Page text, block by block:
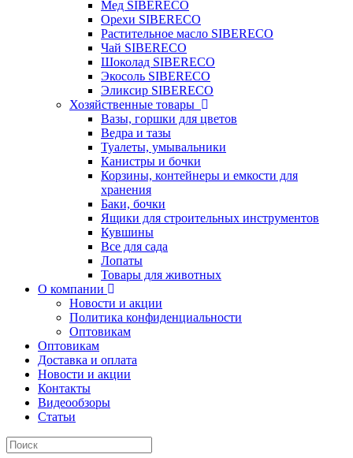
Мед SIBERECO
Орехи SIBERECO
Растительное масло SIBERECO
Чай SIBERECO
Шоколад SIBERECO
Экосоль SIBERECO
Эликсир SIBERECO
Хозяйственные товары
Вазы, горшки для цветов
Ведра и тазы
Туалеты, умывальники
Канистры и бочки
Корзины, контейнеры и емкости для
хранения
Баки, бочки
Ящики для строительных инструментов
Кувшины
Все для сада
Лопаты
Товары для животных
О компании
Новости и акции
Политика конфиденциальности
Оптовикам
Оптовикам
Доставка и оплата
Новости и акции
Контакты
Видеообзоры
Статьи